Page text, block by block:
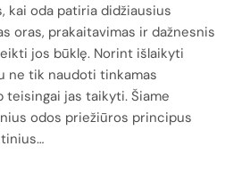
kai oda patiria didžiausius
oras, prakaitavimas ir dažnesnis
jos būklę. Norint išlaikyti
ne tik naudoti tinkamas
jas taikyti. Šiame
odos priežiūros principus